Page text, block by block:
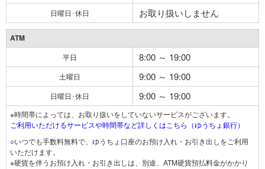
日曜日･休日 お取り扱いしません
ATM
平日 8:00 ～ 19:00
土曜日 9:00 ～ 19:00
日曜日･休日 9:00 ～ 19:00
※時間帯によっては、お取り扱いをしていないサービスがございます。
ご利用いただけるサービスや時間帯など詳しくはこちら（ゆうちょ銀行）
○いつでも手数料無料で、ゆうちょ口座のお預け入れ・お引き出しをご利用
いただけます。
※硬貨を伴うお預け入れ・お引き出しは、別途、ATM硬貨預払料金がかかり